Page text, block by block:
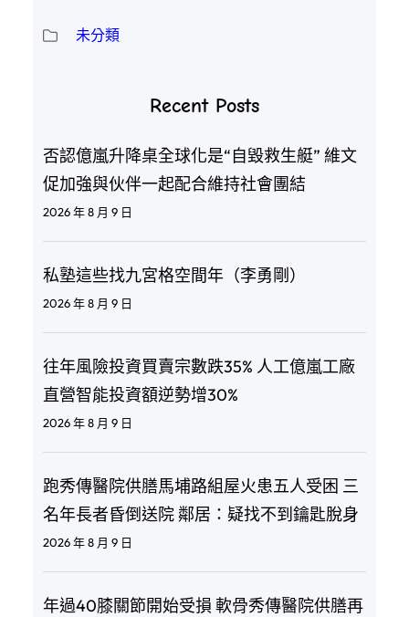
未分類
Recent Posts
否認億嵐升降桌全球化是“自毀救生艇” 維文
促加強與伙伴一起配合維持社會團結
2026 年 8 月 9 日
私塾這些找九宮格空間年（李勇剛）
2026 年 8 月 9 日
往年風險投資買賣宗數跌35% 人工億嵐工廠
直營智能投資額逆勢增30%
2026 年 8 月 9 日
跑秀傳醫院供膳馬埔路組屋火患五人受困 三
名年長者昏倒送院 鄰居：疑找不到鑰匙脫身
2026 年 8 月 9 日
年過40膝關節開始受損 軟骨秀傳醫院供膳再